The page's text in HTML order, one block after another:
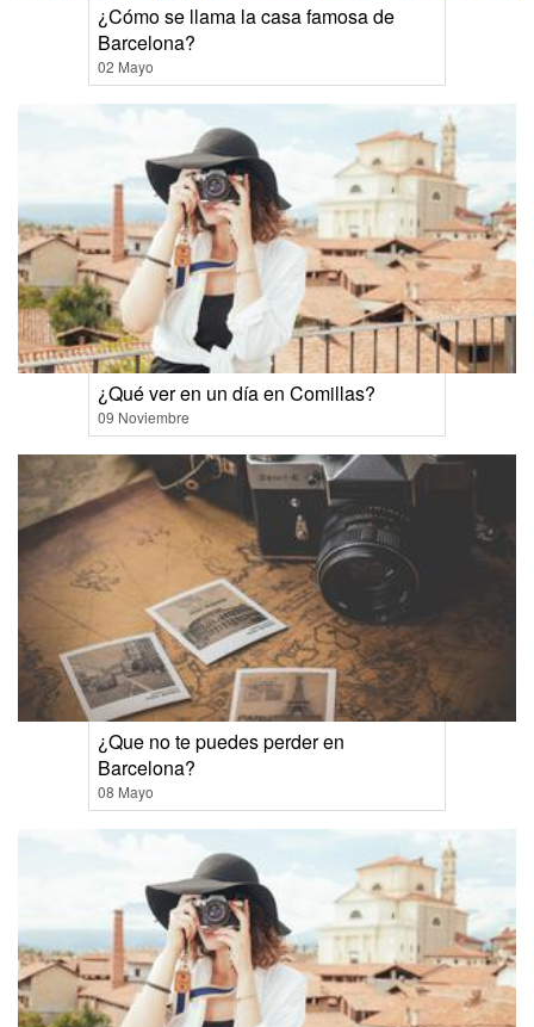
¿Cómo se llama la casa famosa de
Barcelona?
02 Mayo
¿Qué ver en un día en Comillas?
09 Noviembre
¿Que no te puedes perder en
Barcelona?
08 Mayo